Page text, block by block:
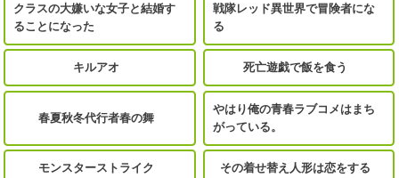
クラスの大嫌いな女子と結婚す
ることになった
戦隊レッド異世界で冒険者にな
る
キルアオ 死亡遊戯で飯を食う
春夏秋冬代行者春の舞
やはり俺の青春ラブコメはまち
がっている。
モンスターストライク その着せ替え人形は恋をする